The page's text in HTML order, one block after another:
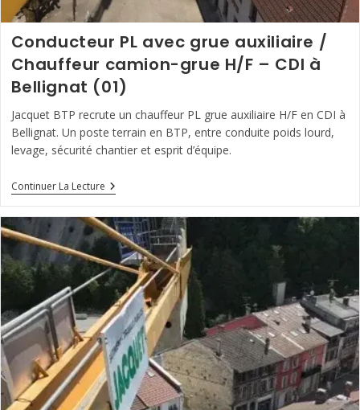
Conducteur PL avec grue auxiliaire /
Chauffeur camion-grue H/F – CDI à
Bellignat (01)
Jacquet BTP recrute un chauffeur PL grue auxiliaire H/F en CDI à
Bellignat. Un poste terrain en BTP, entre conduite poids lourd,
levage, sécurité chantier et esprit d’équipe.
Continuer La LectureConducteur
PL
Grue
Auxiliaire
Chauffeur
Camion-
Grue
H/F
–
CDI
À
Bellignat
(01)